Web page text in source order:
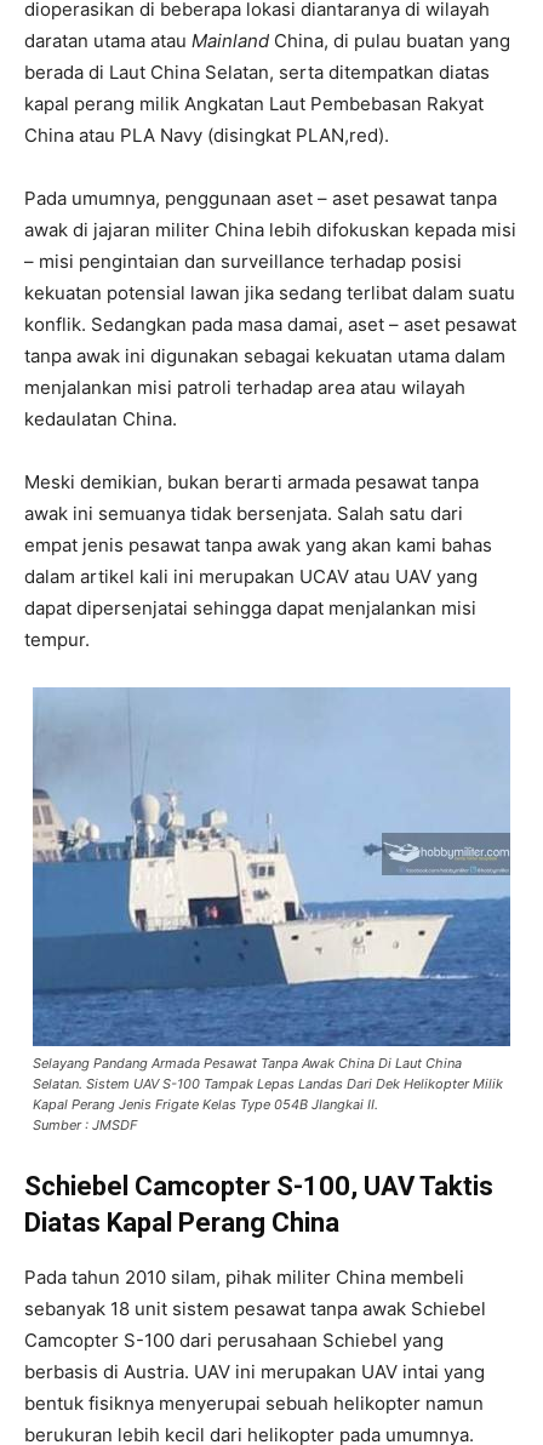
dioperasikan di beberapa lokasi diantaranya di wilayah
daratan utama atau Mainland China, di pulau buatan yang
berada di Laut China Selatan, serta ditempatkan diatas
kapal perang milik Angkatan Laut Pembebasan Rakyat
China atau PLA Navy (disingkat PLAN,red).
Pada umumnya, penggunaan aset – aset pesawat tanpa
awak di jajaran militer China lebih difokuskan kepada misi
– misi pengintaian dan surveillance terhadap posisi
kekuatan potensial lawan jika sedang terlibat dalam suatu
konflik. Sedangkan pada masa damai, aset – aset pesawat
tanpa awak ini digunakan sebagai kekuatan utama dalam
menjalankan misi patroli terhadap area atau wilayah
kedaulatan China.
Meski demikian, bukan berarti armada pesawat tanpa
awak ini semuanya tidak bersenjata. Salah satu dari
empat jenis pesawat tanpa awak yang akan kami bahas
dalam artikel kali ini merupakan UCAV atau UAV yang
dapat dipersenjatai sehingga dapat menjalankan misi
tempur.
Selayang Pandang Armada Pesawat Tanpa Awak China Di Laut China
Selatan. Sistem UAV S-100 Tampak Lepas Landas Dari Dek Helikopter Milik
Kapal Perang Jenis Frigate Kelas Type 054B JIangkai II.
Sumber : JMSDF
Schiebel Camcopter S-100, UAV Taktis
Diatas Kapal Perang China
Pada tahun 2010 silam, pihak militer China membeli
sebanyak 18 unit sistem pesawat tanpa awak Schiebel
Camcopter S-100 dari perusahaan Schiebel yang
berbasis di Austria. UAV ini merupakan UAV intai yang
bentuk fisiknya menyerupai sebuah helikopter namun
berukuran lebih kecil dari helikopter pada umumnya.